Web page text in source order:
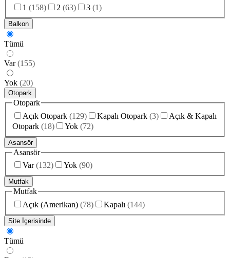
1 (158) 2 (63) 3 (1)
Balkon
Tümü
Var (155)
Yok (20)
Otopark
Otopark
Açık Otopark (129) Kapalı Otopark (3)
Açık & Kapalı
Otopark (18) Yok (72)
Asansör
Asansör
Var (132) Yok (90)
Mutfak
Mutfak
Açık (Amerikan) (78) Kapalı (144)
Site İçerisinde
Tümü